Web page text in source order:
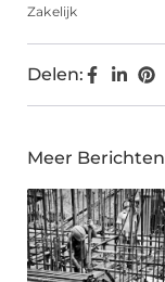
Zakelijk
Delen:
Meer Berichten